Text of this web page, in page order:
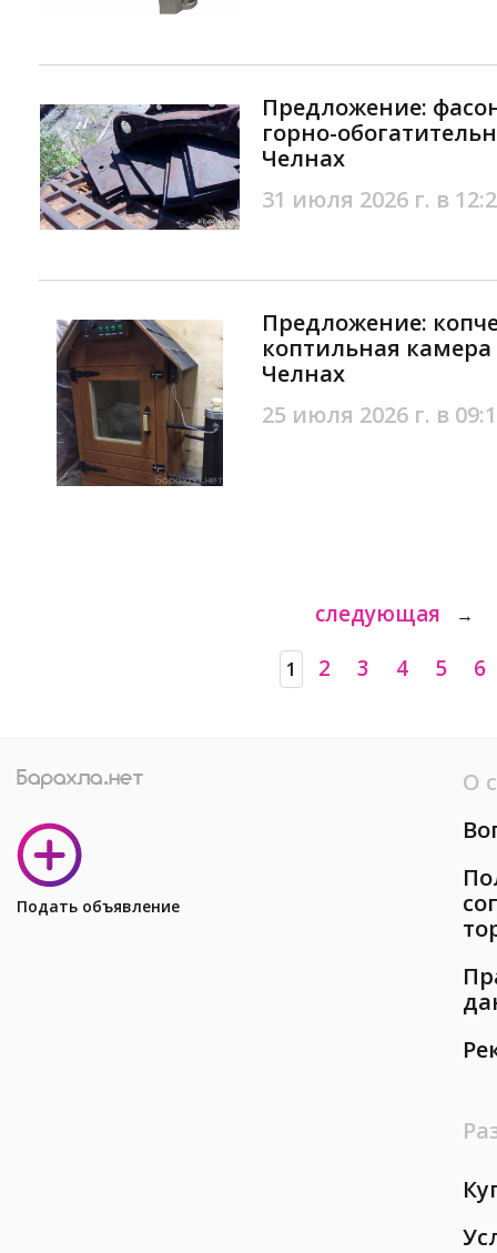
Предложение:
горно-
Челнах
31 июля 2026 г. в
Предложение:
коптильная
Челнах
25 июля 2026 г. в
следующая →
1 2 3 4 5 6
Подать объявление
О